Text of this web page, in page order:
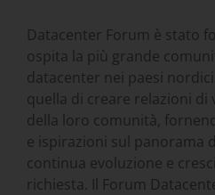
Datacenter Forum è stato
ospita la più grande
datacenter nei paesi
quella di creare relazioni di
della loro comunità,
e ispirazioni sul panorama
continua evoluzione e
richiesta. Il Forum